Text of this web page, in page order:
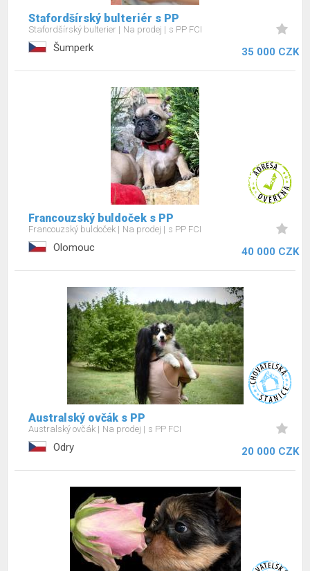
Stafordšírský bulteriér s PP
Stafordšírský bulterier Na prodej s PP FCI
Šumperk 35 000 CZK
Francouzský buldoček s PP
Francouzský buldoček Na prodej s PP FCI
Olomouc 40 000 CZK
Australský ovčák s PP
Australský ovčák Na prodej s PP FCI
Odry 20 000 CZK